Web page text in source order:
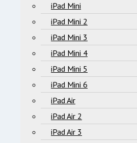
iPad Mini
iPad Mini 2
iPad Mini 3
iPad Mini 4
iPad Mini 5
iPad Mini 6
iPad Air
iPad Air 2
iPad Air 3